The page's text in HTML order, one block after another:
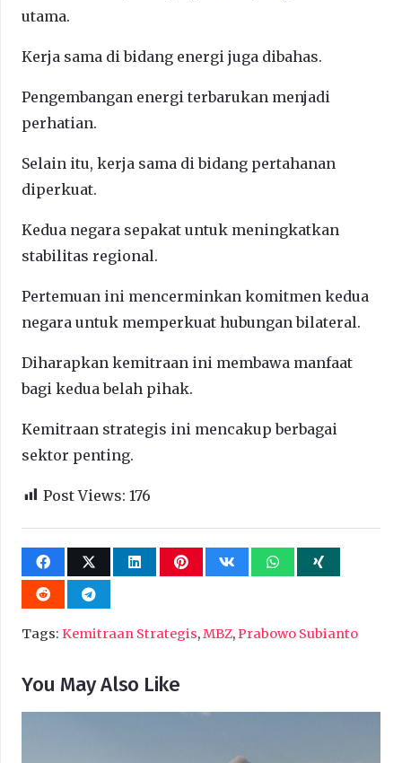
utama.
Kerja sama di bidang energi juga dibahas.
Pengembangan energi terbarukan menjadi
perhatian.
Selain itu, kerja sama di bidang pertahanan
diperkuat.
Kedua negara sepakat untuk meningkatkan
stabilitas regional.
Pertemuan ini mencerminkan komitmen kedua
negara untuk memperkuat hubungan bilateral.
Diharapkan kemitraan ini membawa manfaat
bagi kedua belah pihak.
Kemitraan strategis ini mencakup berbagai
sektor penting.
Post Views: 176
Tags: Kemitraan Strategis,MBZ,Prabowo Subianto
You May Also Like